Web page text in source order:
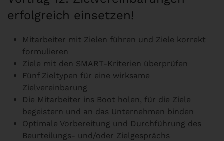
erfolgreich einsetzen!
Mitarbeiter mit Zielen führen und Ziele korrekt
formulieren
Ziele mit den SMART-Kriterien überprüfen
Fünf Zieltypen für eine wirksame
Zielvereinbarung
Die Mitarbeiter ins Boot holen, für die Ziele
begeistern und an das Unternehmen binden
Optimale Vorbereitung und Durchführung des
Beurteilungs- und/oder Zielgesprächs